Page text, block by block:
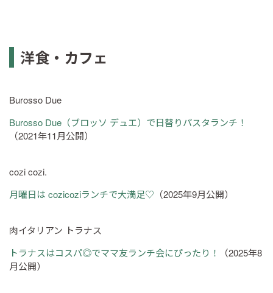
洋食・カフェ
Burosso Due
Burosso Due（ブロッソ デュエ）で日替りパスタランチ！
（2021年11月公開）
cozi cozi.
月曜日は cozicoziランチで大満足♡ （2025年9月公開）
肉イタリアン トラナス
トラナスはコスパ◎でママ友ランチ会にぴったり！
（2025年8
月公開）